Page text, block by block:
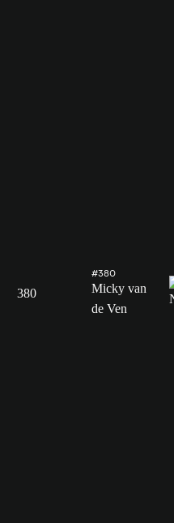
380
#380
Micky van
de Ven